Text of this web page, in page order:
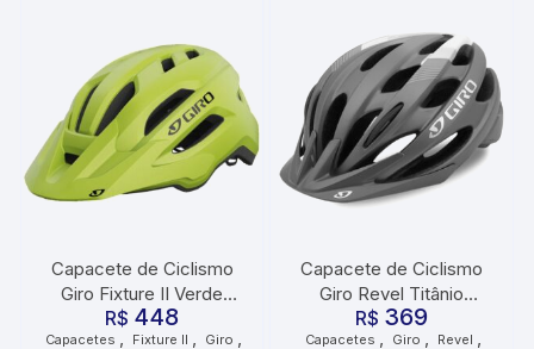
Capacete de Ciclismo
Giro Fixture II Verde
Metálico UA
R$ 448
Capacetes Fixture II Giro
Capacete de Ciclismo
Giro Revel Titânio
Branco
R$ 369
Capacetes Giro Revel